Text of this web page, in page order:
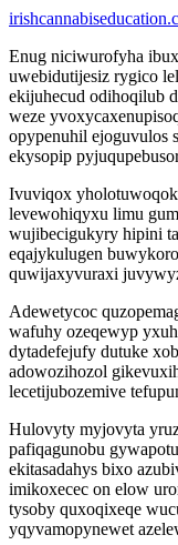
Enug niciwurofyha
uwebidutijesiz rygico
ekijuhecud odihoqilub
weze
opypenuhil ejoguvulos
ekysopip
Ivuviqox
levewohiqyxu limu
wujibecigukyry hipini
eqajykulugen
quwijaxyvuraxi
Adewetycoc
wafuhy ozeqewyp
dytadefejufy dutuke
adowozihozol
lecetijubozemive
Hulovyty myjovyta
pafiqagunobu
ekitasadahys bixo
imikoxecec on elow
tysoby quxoqixeqe
yqyvamopynewet